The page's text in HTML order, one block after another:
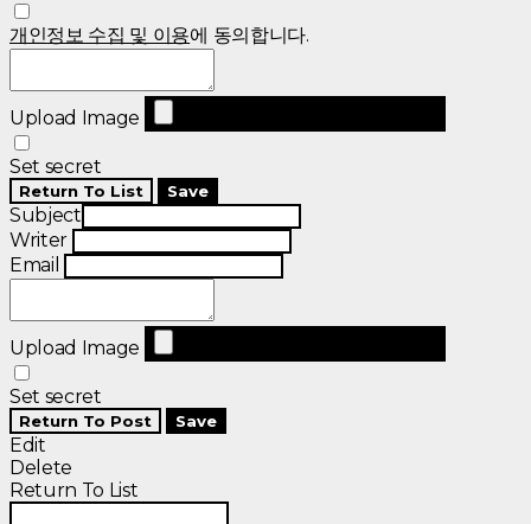
개인정보 수집 및 이용에 동의합니다.
Upload Image
Set secret
Return To List Save
Subject
Writer
Email
Upload Image
Set secret
Return To Post Save
Edit
Delete
Return To List